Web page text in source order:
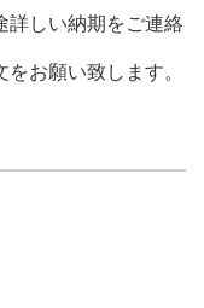
詳しい納期をご連絡
お願い致します。